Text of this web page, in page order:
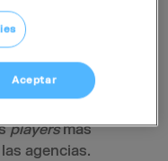
jugadores en
jugador tiene su
un servicio,
la tecnología,
playersmás
agencias.
Aceptar